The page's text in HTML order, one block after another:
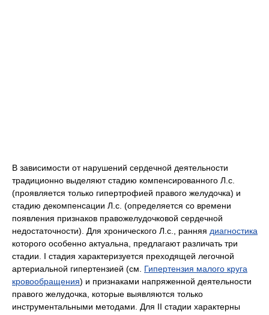
В зависимости от нарушений сердечной деятельности
традиционно выделяют стадию компенсированного Л.с.
(проявляется только гипертрофией правого желудочка) и
стадию декомпенсации Л.с. (определяется со времени
появления признаков правожелудочковой сердечной
недостаточности). Для хронического Л.с., ранняя диагностика
которого особенно актуальна, предлагают различать три
стадии. I стадия характеризуется преходящей легочной
артериальной гипертензией (см. Гипертензия малого круга
кровообращения) и признаками напряженной деятельности
правого желудочка, которые выявляются только
инструментальными методами. Для II стадии характерны